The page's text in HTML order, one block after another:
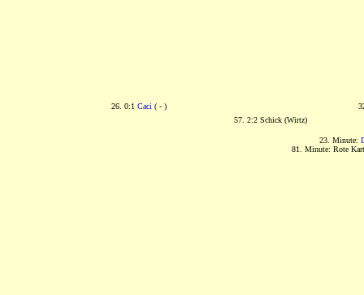
26. 0:1 Caci ( - )
57. 2:2 Schick (Wirtz)
23. Minute:
81. Minute: Rote